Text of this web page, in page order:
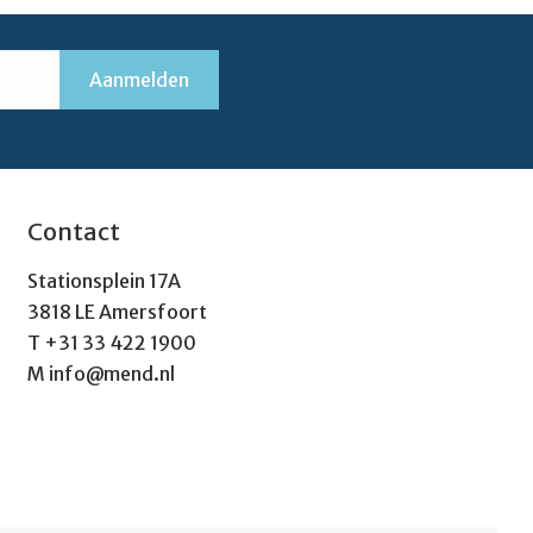
Contact
Stationsplein 17A
3818 LE Amersfoort
T +31 33 422 1900
M info@mend.nl